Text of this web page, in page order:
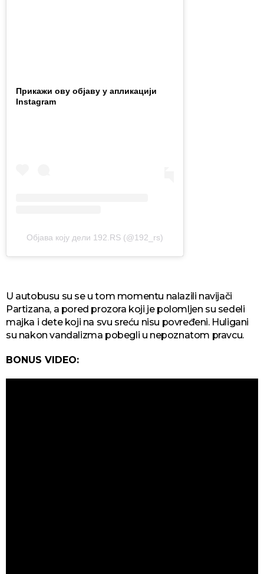
Прикажи ову објаву у апликацији
Instagram
Објава коју дели 192.RS (@192_rs)
U autobusu su se u tom momentu nalazili navijači
Partizana, a pored prozora koji je polomljen su sedeli
majka i dete koji na svu sreću nisu povređeni. Huligani
su nakon vandalizma pobegli u nepoznatom pravcu.
BONUS VIDEO: